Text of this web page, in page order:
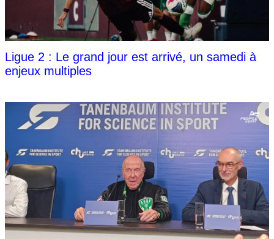
Ligue 2 : Le grand jour est arrivé, un samedi à
enjeux multiples